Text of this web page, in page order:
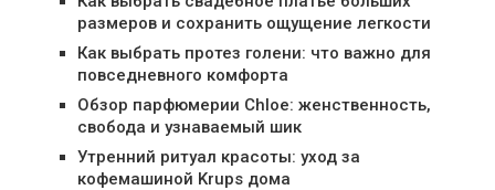
размеров и сохранить ощущение легкости
Как выбрать протез голени: что важно для
повседневного комфорта
Обзор парфюмерии Chloe: женственность,
свобода и узнаваемый шик
Утренний ритуал красоты: уход за
кофемашиной Krups дома